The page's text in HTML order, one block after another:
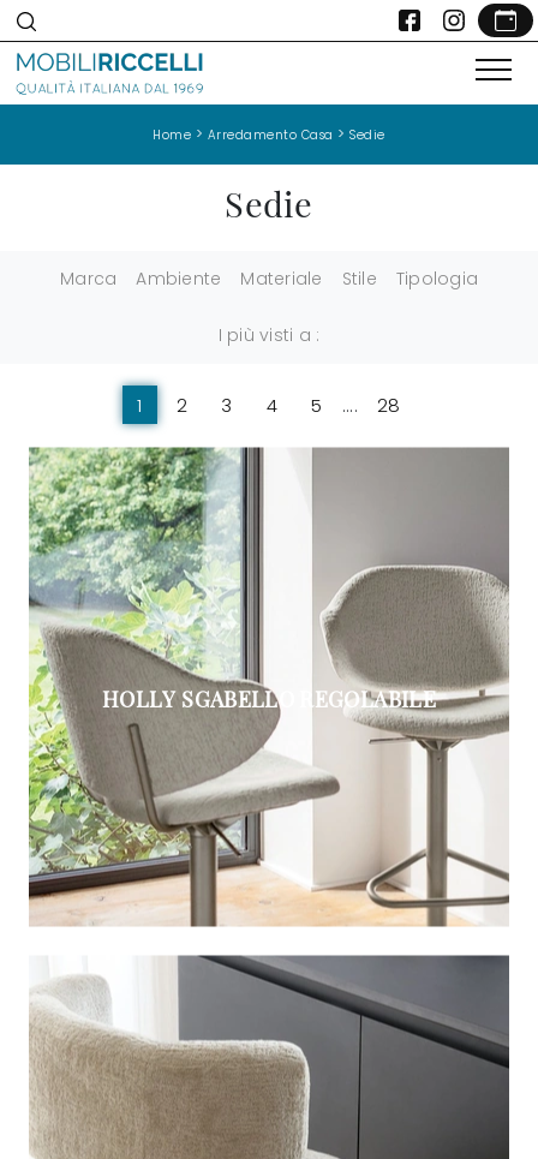
Home > Arredamento Casa >Sedie
Sedie
Marca Ambiente Materiale Stile Tipologia
I più visti a :
1 2 3 4 5 .... 28
HOLLY SGABELLO REGOLABILE